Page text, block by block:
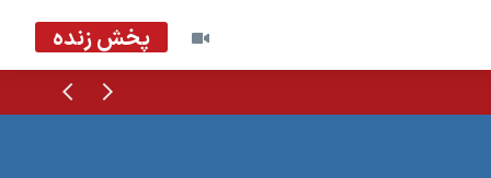
پخش زنده
قبلی